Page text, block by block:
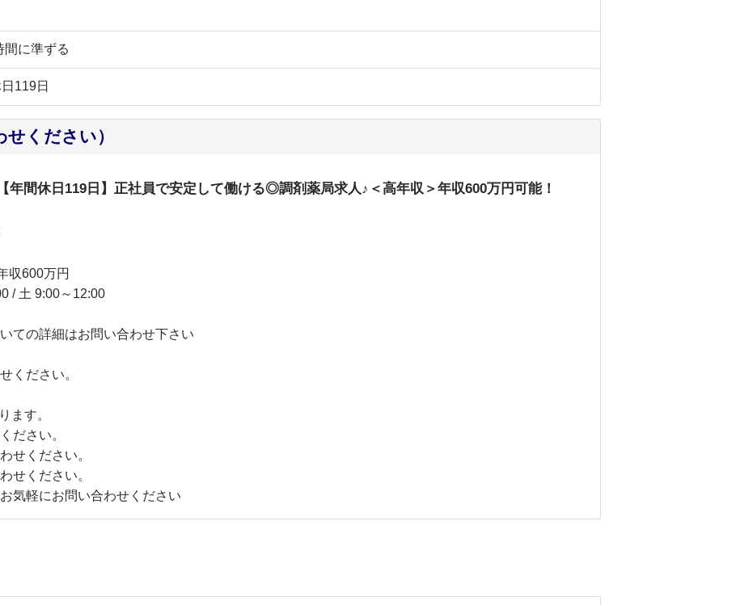
間に準ずる
119日
ください）
間休日119日】正社員で安定して働ける◎調剤薬局求人♪＜高年収＞年収600万円可能！
収600万円
/ 土 9:00～12:00
ての詳細はお問い合わせ下さい
ください。
ます。
ださい。
せください。
せください。
気軽にお問い合わせください